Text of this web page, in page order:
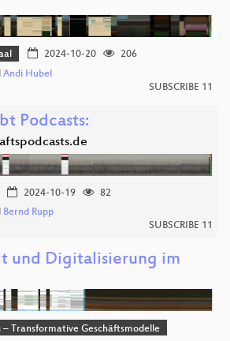
2024-10-20
206
Andi Hubel
SUBSCRIBE 11
Podcasts:
2024-10-19
82
Bernd Rupp
SUBSCRIBE 11
und Digitalisierung im
Transformative Geschäftsmodelle